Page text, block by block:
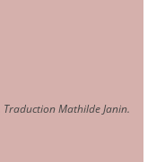
Traduction Mathilde Janin.